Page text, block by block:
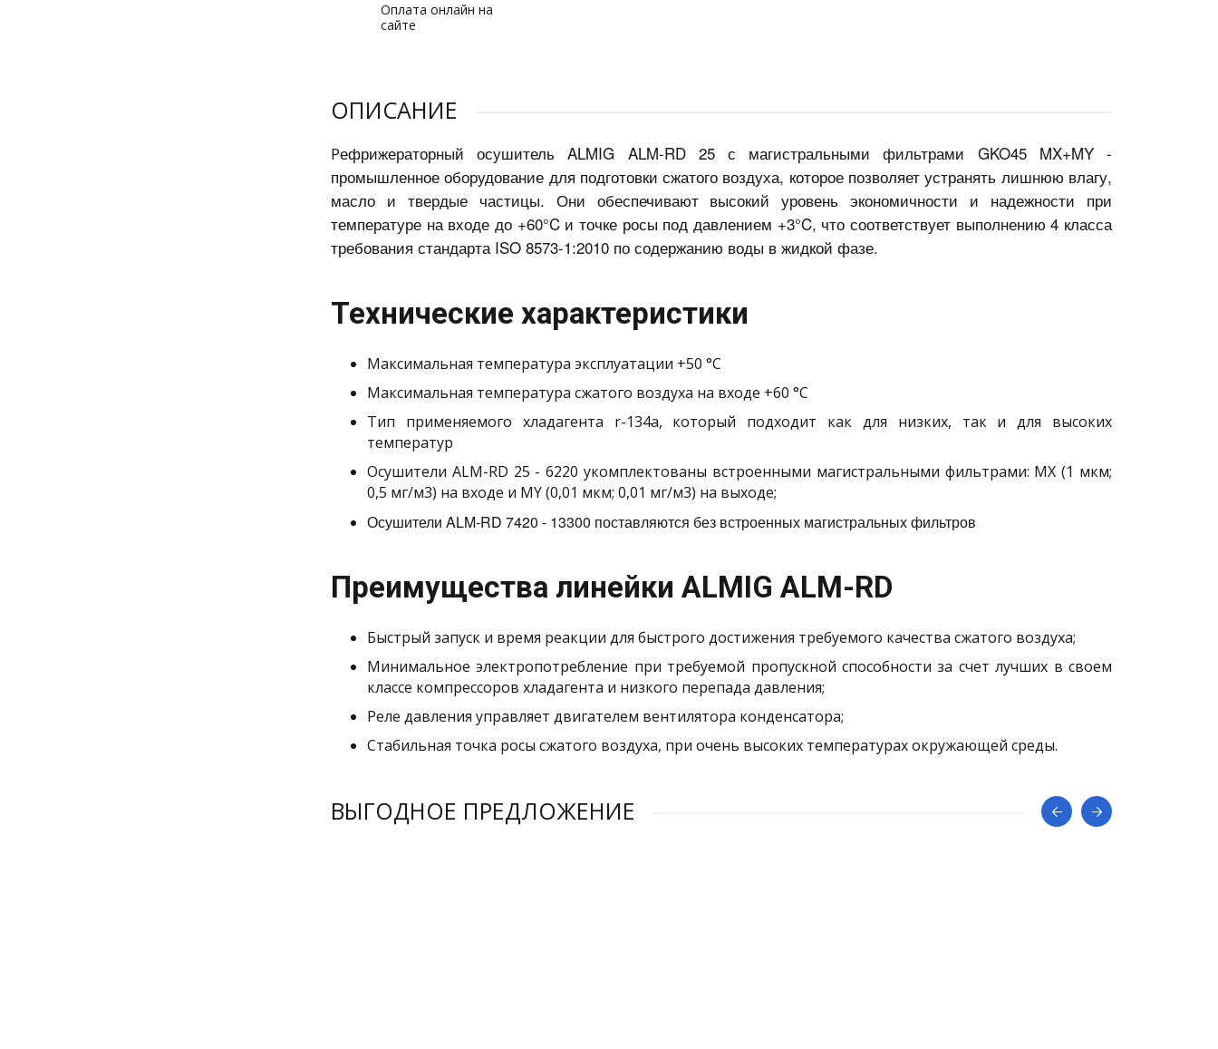
Оплата онлайн на
сайте
ОПИСАНИЕ
Рефрижераторный осушитель ALMIG ALM-RD 25 с магистральными фильтрами GKO45 MX+MY-
промышленное оборудование для подготовки сжатого воздуха, которое позволяет устранять лишнюю влагу,
масло и твердые частицы. Они обеспечивают высокий уровень экономичности и надежности при
температуре на входе до +60°C и точке росы под давлением +3°C, что соответствует выполнению 4 класса
требования стандарта ISO 8573-1:2010 по содержанию воды в жидкой фазе.
Технические характеристики
Максимальная температура эксплуатации +50 °С
Максимальная температура сжатого воздуха на входе +60 °С
Тип применяемого хладагента r-134a, который подходит как для низких, так и для высоких
температур
Осушители ALM-RD 25 - 6220 укомплектованы встроенными магистральными фильтрами: MX (1 мкм;
0,5 мг/м3) на входе и MY (0,01 мкм; 0,01 мг/м3) на выходе;
Осушители ALM-RD 7420 - 13300 поставляются без встроенных магистральных фильтров
Преимущества линейки ALMIG ALM-RD
Быстрый запуск и время реакции для быстрого достижения требуемого качества сжатого воздуха;
Минимальное электропотребление при требуемой пропускной способности за счет лучших в своем
классе компрессоров хладагента и низкого перепада давления;
Реле давления управляет двигателем вентилятора конденсатора;
Стабильная точка росы сжатого воздуха, при очень высоких температурах окружающей среды.
ВЫГОДНОЕ ПРЕДЛОЖЕНИЕ